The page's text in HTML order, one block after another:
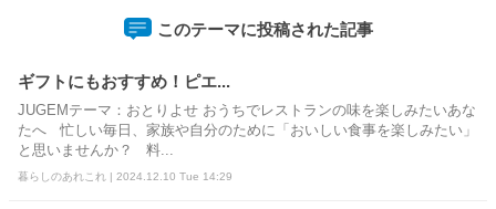
このテーマに投稿された記事
ギフトにもおすすめ！ピエ...
JUGEMテーマ：おとりよせ おうちでレストランの味を楽しみたいあな
たへ 忙しい毎日、家族や自分のために「おいしい食事を楽しみたい」
と思いませんか？ 料...
暮らしのあれこれ | 2024.12.10 Tue 14:29